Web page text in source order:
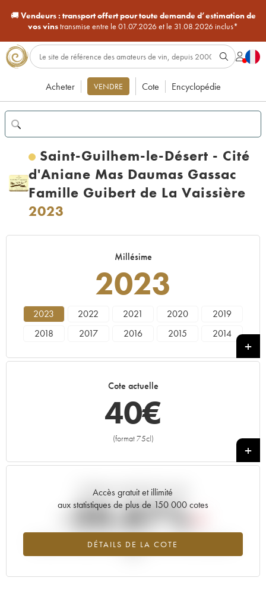
🚚Vendeurs : transport offert pour toute demande d’estimation de
vos vinstransmise entre le 01.07.2026 et le 31.08.2026 inclus*
Acheter VENDRE Cote Encyclopédie
Saint-Guilhem-le-Désert - Cité
d'Aniane Mas Daumas Gassac
Famille Guibert de La Vaissière
2023
Millésime
2023
2023 2022 2021 2020
2019
2018
2017 2016 2015
2014
2001
1996
Cote actuelle
40€
(format 75cl)
+
Accès gratuit et illimité
aux statistiques de plus de 150 000 cotes
DÉTAILS DE LA COTE
Tendance actuelle de la cote
-20.87%
Tendance à la baisse du millésime 2023 en 2026 par rapport à